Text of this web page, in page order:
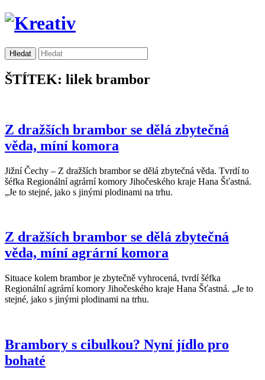
ŠTÍTEK: lilek brambor
Z dražších brambor se dělá zbytečná
věda, míní komora
Jižní Čechy – Z dražších brambor se dělá zbytečná věda. Tvrdí to
šéfka Regionální agrární komory Jihočeského kraje Hana Šťastná.
„Je to stejné, jako s jinými plodinami na trhu.
Z dražších brambor se dělá zbytečná
věda, míní agrární komora
Situace kolem brambor je zbytečně vyhrocená, tvrdí šéfka
Regionální agrární komory Jihočeského kraje Hana Šťastná. „Je to
stejné, jako s jinými plodinami na trhu.
Brambory s cibulkou? Nyní jídlo pro
bohaté